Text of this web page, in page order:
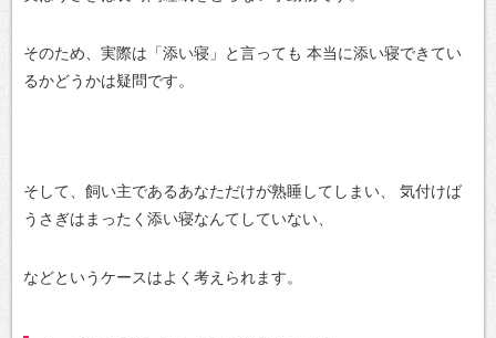
そのため、実際は「添い寝」と言っても 本当に添い寝できてい
るかどうかは疑問です。
そして、飼い主であるあなただけが熟睡してしまい、
気付けば
うさぎはまったく添い寝なんてしていない、
などというケースはよく考えられます。